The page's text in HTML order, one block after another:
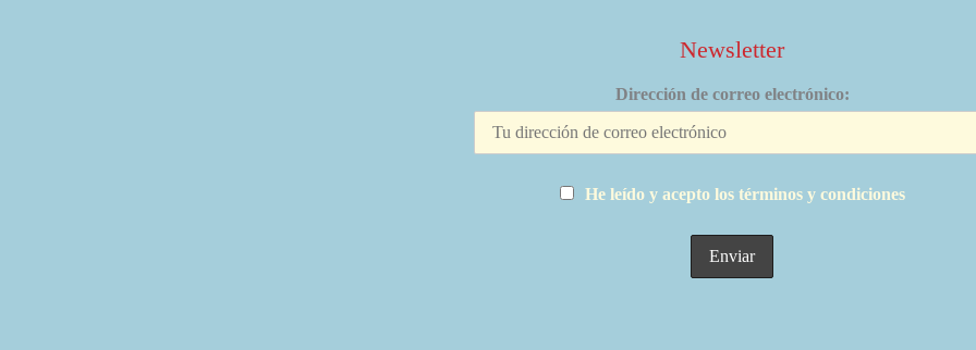
Newsletter
Dirección de correo electrónico:
He leído y acepto los términos y condiciones